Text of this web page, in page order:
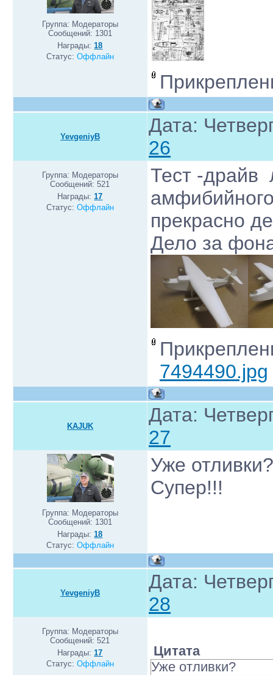
Группа: Модераторы
Сообщений: 1301
Награды:18
Статус: Оффлайн
YevgeniyB
Дата:
26
Группа: Модераторы
Сообщений:521
Награды:17
Статус: Оффлайн
Тест -драйв
прекрасно
Дело за
7494490.jpg
KAJUK
Дата:
27
Группа: Модераторы
Сообщений: 1301
Награды:18
Статус: Оффлайн
Уже отливки?
Супер!!!
YevgeniyB
Дата:
28
Группа: Модераторы
Сообщений:521
Награды:17
Статус: Оффлайн
Цитата
Уже отливки?